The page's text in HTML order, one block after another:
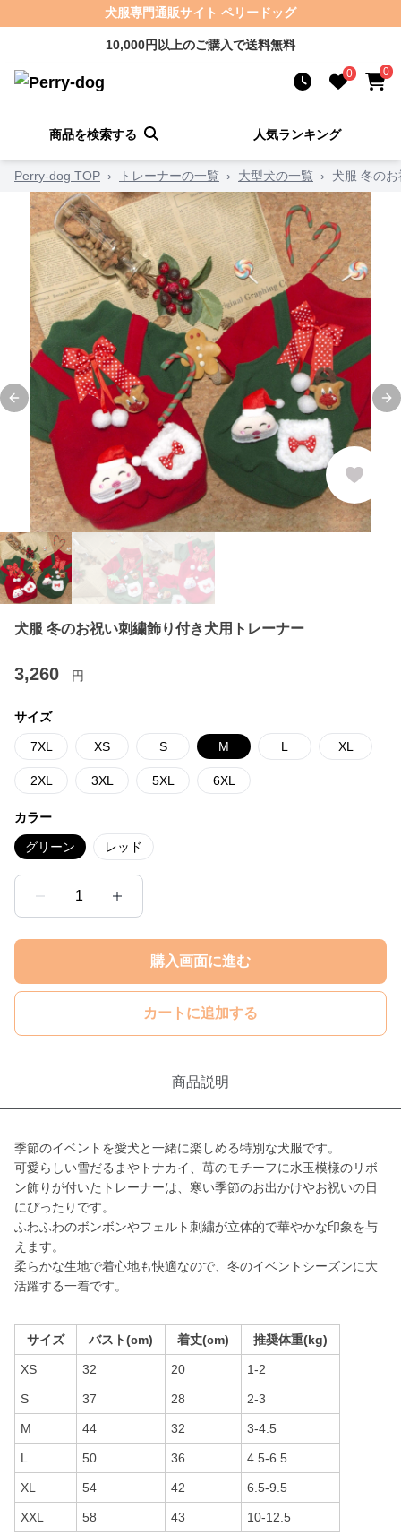
犬服専門通販サイト ペリードッグ
10,000円以上のご購入で送料無料
0 0
商品を検索する 人気ランキング
Perry-dog TOP › トレーナーの一覧 › 大型犬の一覧 › 犬服 冬の
Previous slide
犬服 冬のお祝い刺繍飾り付き犬用トレーナー
3,260 円
サイズ
7XL XS S M L XL
2XL 3XL 5XL 6XL
カラー
グリーン レッド
1
購入画面に進む
カートに追加する
商品説明
季節のイベントを愛犬と一緒に楽しめる特別な犬服です。
可愛らしい雪だるまやトナカイ、苺のモチーフに水玉模様のリボ
ン飾りが付いたトレーナーは、寒い季節のお出かけやお祝いの日
にぴったりです。
ふわふわのボンボンやフェルト刺繍が立体的で華やかな印象を与
えます。
柔らかな生地で着心地も快適なので、冬のイベントシーズンに大
活躍する一着です。
サイズ バスト(cm) 着丈(cm) 推奨体重(kg)
XS 32 20 1-2
S 37 28 2-3
M 44 32 3-4.5
L 50 36 4.5-6.5
XL 54 42 6.5-9.5
XXL 58 43 10-12.5